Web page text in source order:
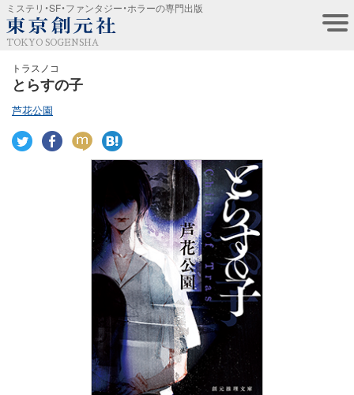
ミステリ・SF・ファンタジー・ホラーの専門出版
TOKYO SOGENSHA
トラスノコ
とらすの子
芦花公園